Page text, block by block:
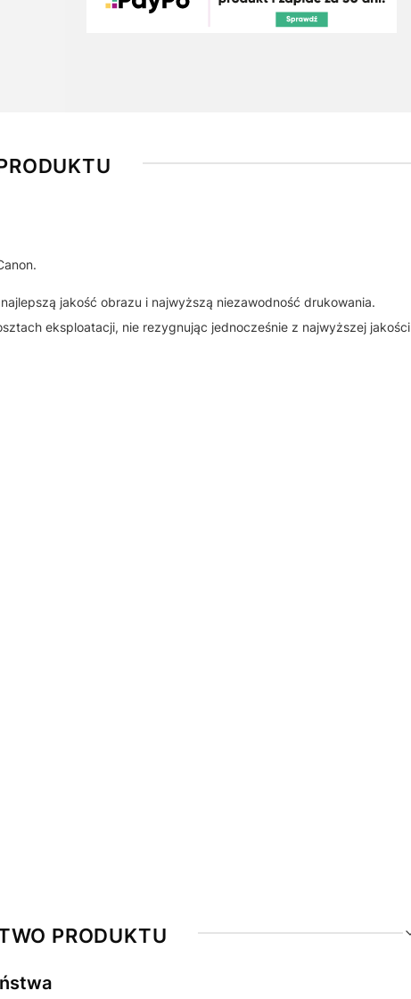
jakość obrazu i najwyższą niezawodność drukowania.
eksploatacji, nie rezygnując jednocześnie z najwyższej jakości
PRODUKTU